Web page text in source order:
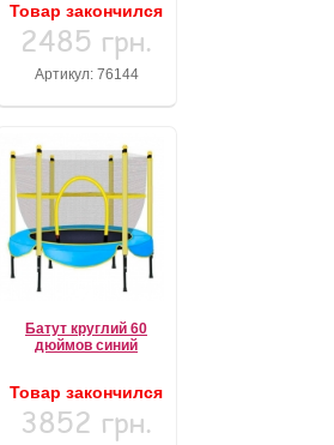
Товар закончился
2485 грн.
Артикул: 76144
Батут круглий 60
дюймов синий
Товар закончился
3852 грн.